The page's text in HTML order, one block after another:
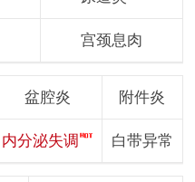
宫颈息肉
盆腔炎 附件炎
内分泌失调 白带异常